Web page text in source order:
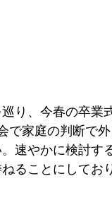
り、今春の卒業
で家庭の判断で
速やかに検討す
ることにして